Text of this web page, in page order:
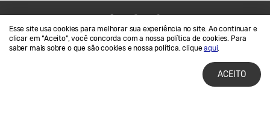
Esse site usa cookies para melhorar sua experiência no site. Ao continuar e
clicar em “Aceito”, você concorda com a nossa política de cookies. Para
saber mais sobre o que são cookies e nossa política, cliqueaqui.
ACEITO
Contato
SAMSUNG.COM
Termos de Uso
Privacidade e Cookies